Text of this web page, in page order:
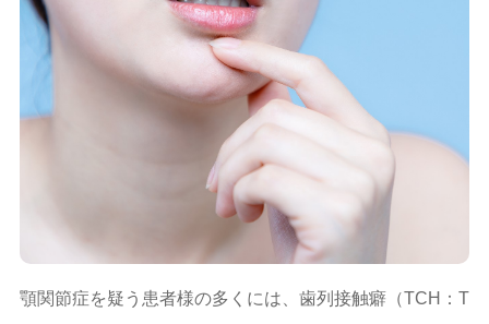
顎関節症を疑う患者様の多くには、歯列接触癖（TCH：T